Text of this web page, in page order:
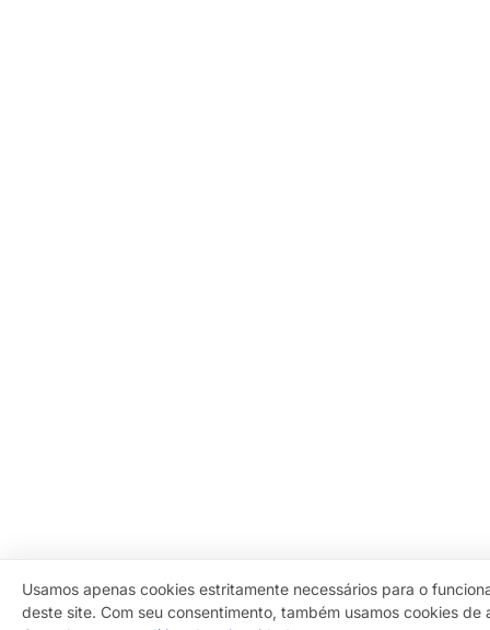
Usamos apenas cookies estritamente necessários para o
deste site. Com seu consentimento, também usamos cookies de